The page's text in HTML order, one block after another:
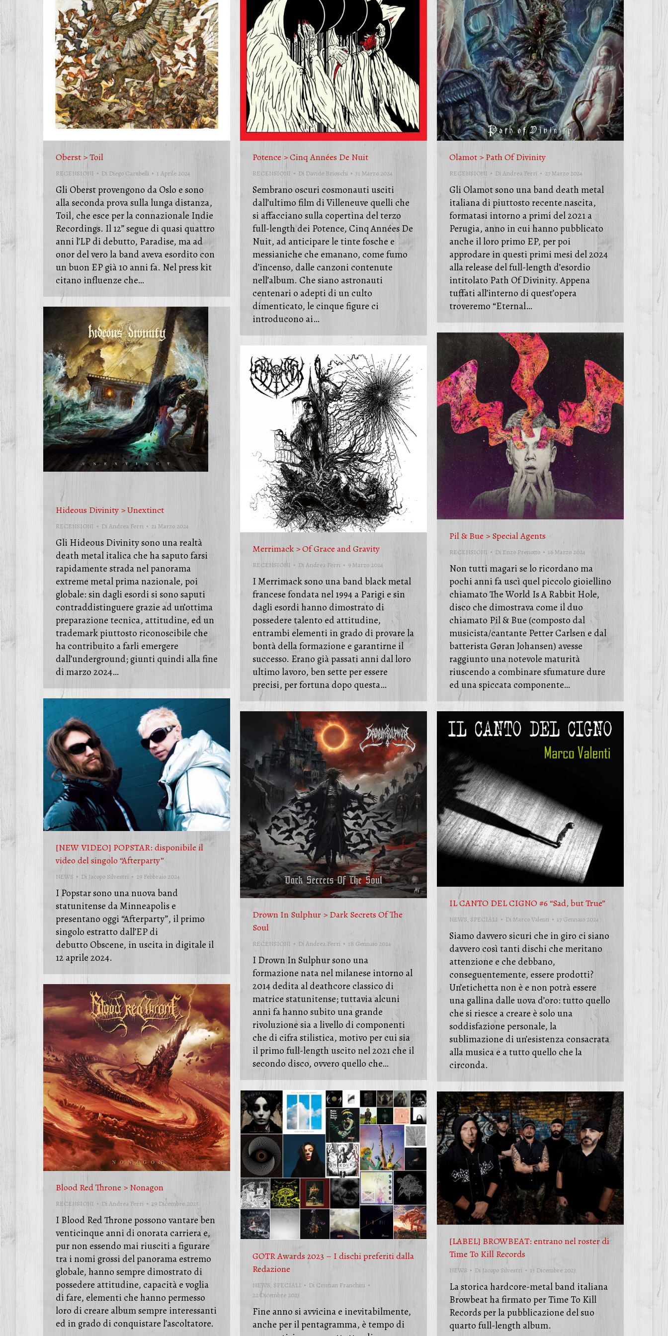
Oberst > Toil
RECENSIONI Di Diego Carubelli 1 Aprile 2024
Gli Oberst provengono da Oslo e sono
alla seconda prova sulla lunga distanza,
Toil, che esce per la connazionale Indie
Recordings. Il 12” segue di quasi quattro
anni l’LP di debutto, Paradise, ma ad
onor del vero la band aveva esordito con
un buon EP già 10 anni fa. Nel press kit
citano influenze che…
Potence > Cinq Années De Nuit
RECENSIONI Di Davide Brioschi 31 Marzo 2024
Sembrano oscuri cosmonauti usciti
dall’ultimo film di Villeneuve quelli che
si affacciano sulla copertina del terzo
full-length dei Potence, Cinq Années De
Nuit, ad anticipare le tinte fosche e
messianiche che emanano, come fumo
d’incenso, dalle canzoni contenute
nell’album. Che siano astronauti
centenari o adepti di un culto
dimenticato, le cinque figure ci
introducono ai…
Olamot > Path Of Divinity
RECENSIONI DiAndrea Ferri 27 Marzo 2024
Gli Olamot sono una band death metal
italiana di piuttosto recente nascita,
formatasi intorno a primi del 2021 a
Perugia, anno in cui hanno pubblicato
anche il loro primo EP, per poi
approdare in questi primi mesi del 2024
alla release del full-length d’esordio
intitolato Path Of Divinity. Appena
tuffati all’interno di quest’opera
troveremo “Eternal…
Hideous Divinity > Unextinct
RECENSIONI DiAndrea Ferri 21 Marzo 2024
Gli Hideous Divinity sono una realtà
death metal italica che ha saputo farsi
rapidamente strada nel panorama
extreme metal prima nazionale, poi
globale: sin dagli esordi si sono saputi
contraddistinguere grazie ad un’ottima
preparazione tecnica, attitudine, ed un
trademark piuttosto riconoscibile che
ha contribuito a farli emergere
dall’underground; giunti quindi alla fine
di marzo 2024…
Pil & Bue > Special Agents
RECENSIONI Di Enzo Prenotto 16 Marzo 2024
Non tutti magari se lo ricordano ma
pochi anni fa uscì quel piccolo gioiellino
chiamato The World Is A Rabbit Hole,
disco che dimostrava come il duo
chiamato Pil & Bue (composto dal
musicista/cantante Petter Carlsen e dal
batterista Gøran Johansen) avesse
raggiunto una notevole maturità
riuscendo a combinare sfumature dure
ed una spiccata componente…
Merrimack > Of Grace and Gravity
RECENSIONI DiAndrea Ferri 9 Marzo 2024
I Merrimack sono una band black metal
francese fondata nel 1994 a Parigi e sin
dagli esordi hanno dimostrato di
possedere talento ed attitudine,
entrambi elementi in grado di provare la
bontà della formazione e garantirne il
successo. Erano già passati anni dal loro
ultimo lavoro, ben sette per essere
precisi, per fortuna dopo questa…
[NEW VIDEO] POPSTAR: disponibile il
video del singolo “Afterparty”
NEWS Di Jacopo Silvestri 29 Febbraio 2024
I Popstar sono una nuova band
statunitense da Minneapolis e
presentano oggi “Afterparty”, il primo
singolo estratto dall’EP di
debutto Obscene, in uscita in digitale il
12 aprile 2024.
Drown In Sulphur > Dark Secrets Of The
Soul
RECENSIONI DiAndrea Ferri 18 Gennaio 2024
I Drown In Sulphur sono una
formazione nata nel milanese intorno al
2014 dedita al deathcore classico di
matrice statunitense; tuttavia alcuni
anni fa hanno subito una grande
rivoluzione sia a livello di componenti
che di cifra stilistica, motivo per cui sia
il primo full-length uscito nel 2021 che il
secondo disco, ovvero quello che…
IL CANTO DEL CIGNO #6 “Sad, but True”
NEWS, SPECIALI DiMarco Valenti 17 Gennaio 2024
Siamo davvero sicuri che in giro ci siano
davvero così tanti dischi che meritano
attenzione e che debbano,
conseguentemente, essere prodotti?
Un’etichetta non è e non potrà essere
una gallina dalle uova d’oro: tutto quello
che si riesce a creare è solo una
soddisfazione personale, la
sublimazione di un’esistenza consacrata
alla musica e a tutto quello che la
circonda.
Blood Red Throne > Nonagon
RECENSIONI DiAndrea Ferri 29 Dicembre 2023
I Blood Red Throne possono vantare ben
venticinque anni di onorata carriera e,
pur non essendo mai riusciti a figurare
tra i nomi grossi del panorama estremo
globale, hanno sempre dimostrato di
possedere attitudine, capacità e voglia
di fare, elementi che hanno permesso
loro di creare album sempre interessanti
ed in grado di conquistare l’ascoltatore.
GOTR Awards 2023 – I dischi preferiti dalla
Redazione
NEWS, SPECIALI Di Cristian Franchini
22 Dicembre 2023
Fine anno si avvicina e inevitabilmente,
anche per il pentagramma, è tempo di
[LABEL] BROWBEAT: entrano nel roster di
Time To Kill Records
NEWS Di Jacopo Silvestri 13 Dicembre 2023
La storica hardcore-metal band italiana
Browbeat ha firmato per Time To Kill
Records per la pubblicazione del suo
quarto full-length album.